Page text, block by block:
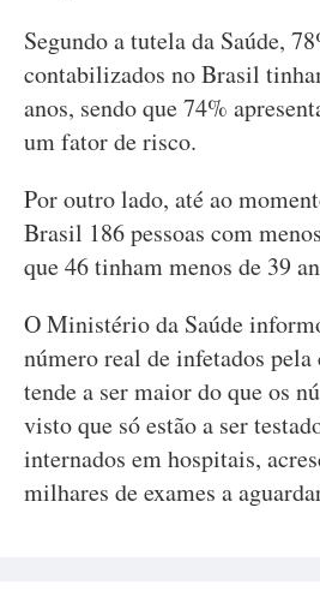
Segundo a tutela da Saúde,
contabilizados no Brasil
anos, sendo que 74%
um fator de risco.
Por outro lado, até ao
Brasil 186 pessoas com
que 46 tinham menos de 39
O Ministério da Saúde
número real de infetados
tende a ser maior do que os
visto que só estão a ser
internados em hospitais,
milhares de exames a